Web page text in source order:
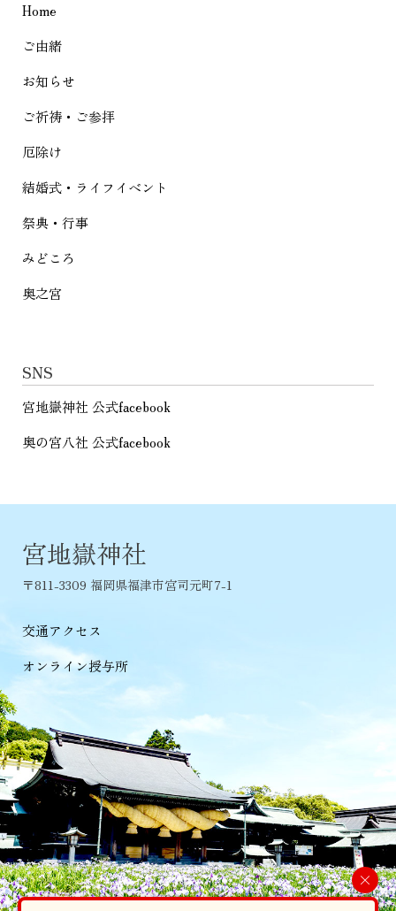
ー
シ
ョ
ン
Home
ご由緒
お知らせ
ご祈祷・ご参拝
厄除け
結婚式・ライフイベント
祭典・行事
みどころ
奥之宮
SNS
宮地嶽神社 公式facebook
奥の宮八社 公式facebook
宮地嶽神社
〒811-3309 福岡県福津市宮司元町7-1
交通アクセス
オンライン授与所
×